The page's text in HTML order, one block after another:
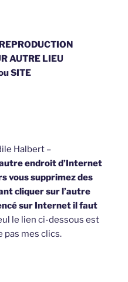
AUTRE LIEU
SITE
Halbert –
endroit d’Internet
vous supprimez des
cliquer sur l’autre
sur Internet il faut
le lien ci-dessous est
pas mes clics.